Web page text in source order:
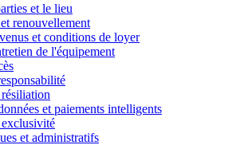
et le lieu
renouvellement
et conditions de loyer
de l'équipement
et paiements intelligents
et administratifs